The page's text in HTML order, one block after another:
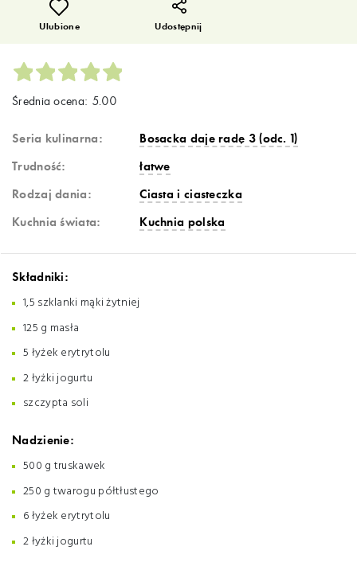
Ulubione Udostępnij
Średnia ocena: 5.00
Seria kulinarna:
Bosacka daje radę 3 (odc. 1)
Trudność:
łatwe
Rodzaj dania:
Ciasta i ciasteczka
Kuchnia świata:
Kuchnia polska
Składniki:
1,5 szklanki mąki żytniej
125 g masła
5 łyżek erytrytolu
2 łyżki jogurtu
szczypta soli
Nadzienie:
500 g truskawek
250 g twarogu półtłustego
6 łyżek erytrytolu
2 łyżki jogurtu